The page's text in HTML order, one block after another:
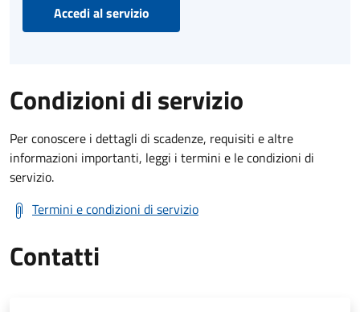
Accedi al servizio
Condizioni di servizio
Per conoscere i dettagli di scadenze, requisiti e altre
informazioni importanti, leggi i termini e le condizioni di
servizio.
Termini e condizioni di servizio
Contatti